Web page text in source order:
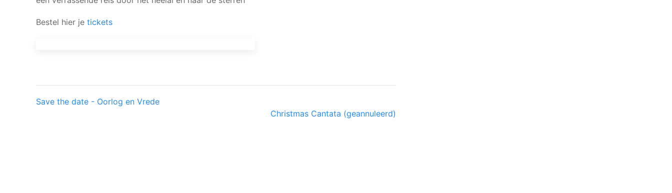
Bestel hier je tickets
Save the date - Oorlog en Vrede
Christmas Cantata (geannuleerd)